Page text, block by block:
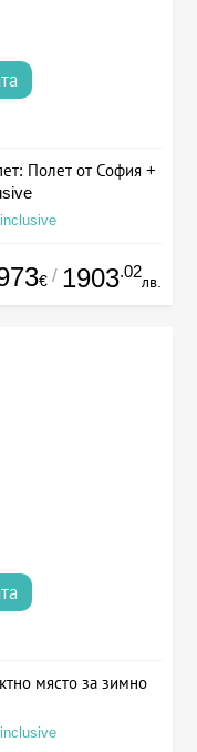
Полет от София +
€ / 1903.02
лв.
място за зимно